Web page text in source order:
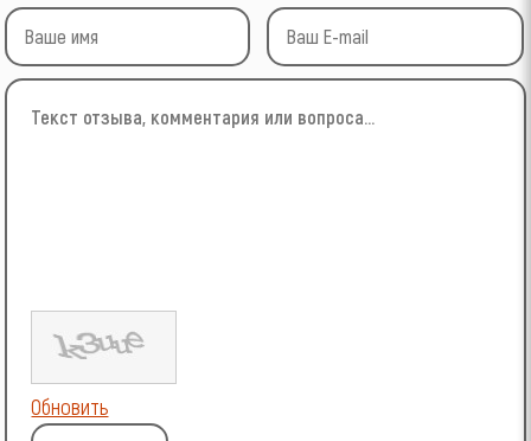
Обновить